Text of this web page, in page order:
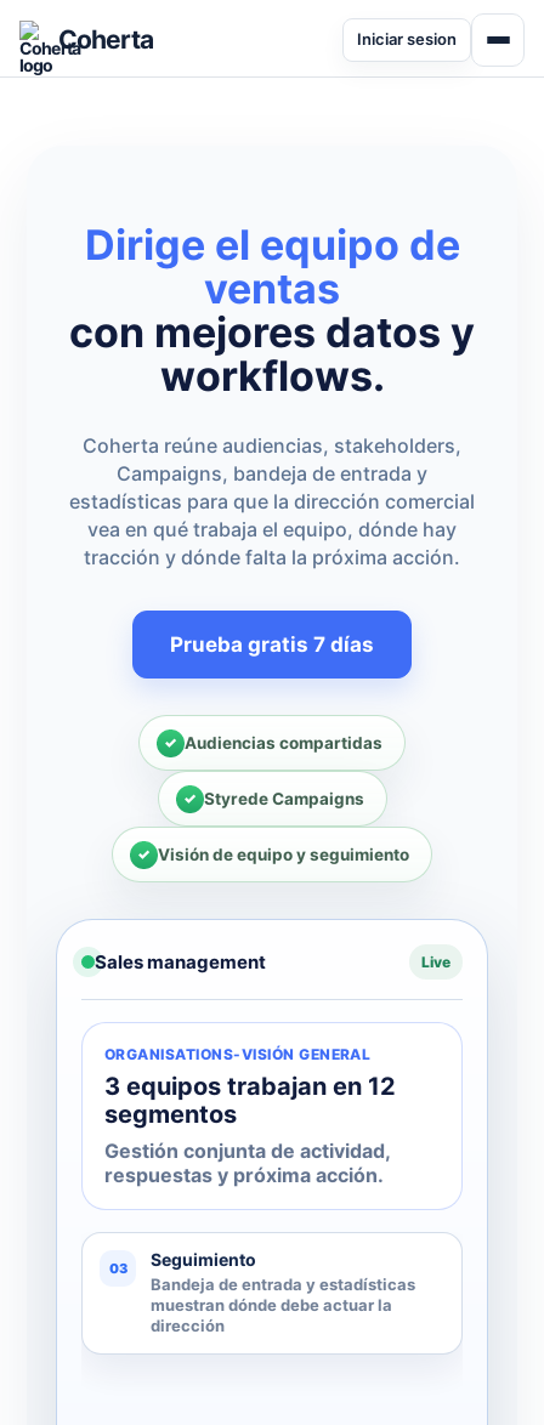
Coherta Iniciar sesion
Dirige el equipo de
ventas
con mejores datos y
workflows.
Coherta reúne audiencias, stakeholders,
Campaigns, bandeja de entrada y
estadísticas para que la dirección comercial
vea en qué trabaja el equipo, dónde hay
tracción y dónde falta la próxima acción.
Prueba gratis 7 días
Audiencias compartidas
Styrede Campaigns
Visión de equipo y seguimiento
Sales management Live
ORGANISATIONS-VISIÓN GENERAL
3 equipos trabajan en 12
segmentos
Gestión conjunta de actividad,
respuestas y próxima acción.
03 Seguimiento
Bandeja de entrada y estadísticas
muestran dónde debe actuar la
dirección